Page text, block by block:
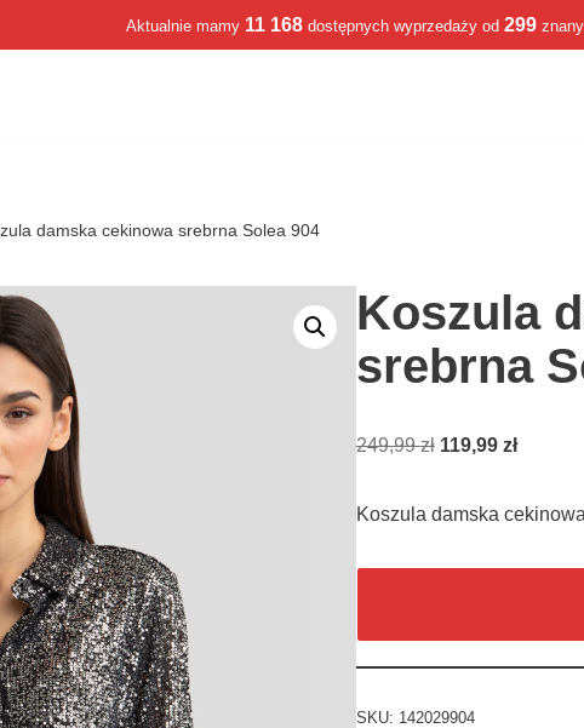
Aktualnie mamy 11 168 dostępnych wyprzedaży od 299
damska cekinowa srebrna Solea 904
Koszula
srebrna
249,99zł 119,99 zł
Koszula damska
SKU: 142029904